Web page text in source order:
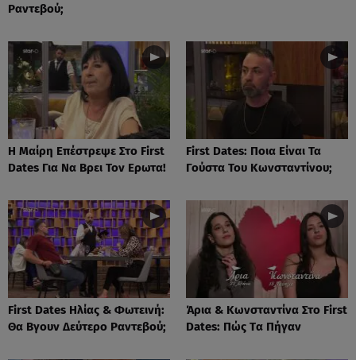
Ραντεβού;
Η Μαίρη Επέστρεψε Στο First
Dates Για Να Βρει Τον Ερωτα!
First Dates: Ποια Είναι Τα
Γούστα Του Κωνσταντίνου;
First Dates Ηλίας & Φωτεινή:
Θα Βγουν Δεύτερο Ραντεβού;
Άρια & Κωνσταντίνα Στο First
Dates: Πώς Tα Πήγαν